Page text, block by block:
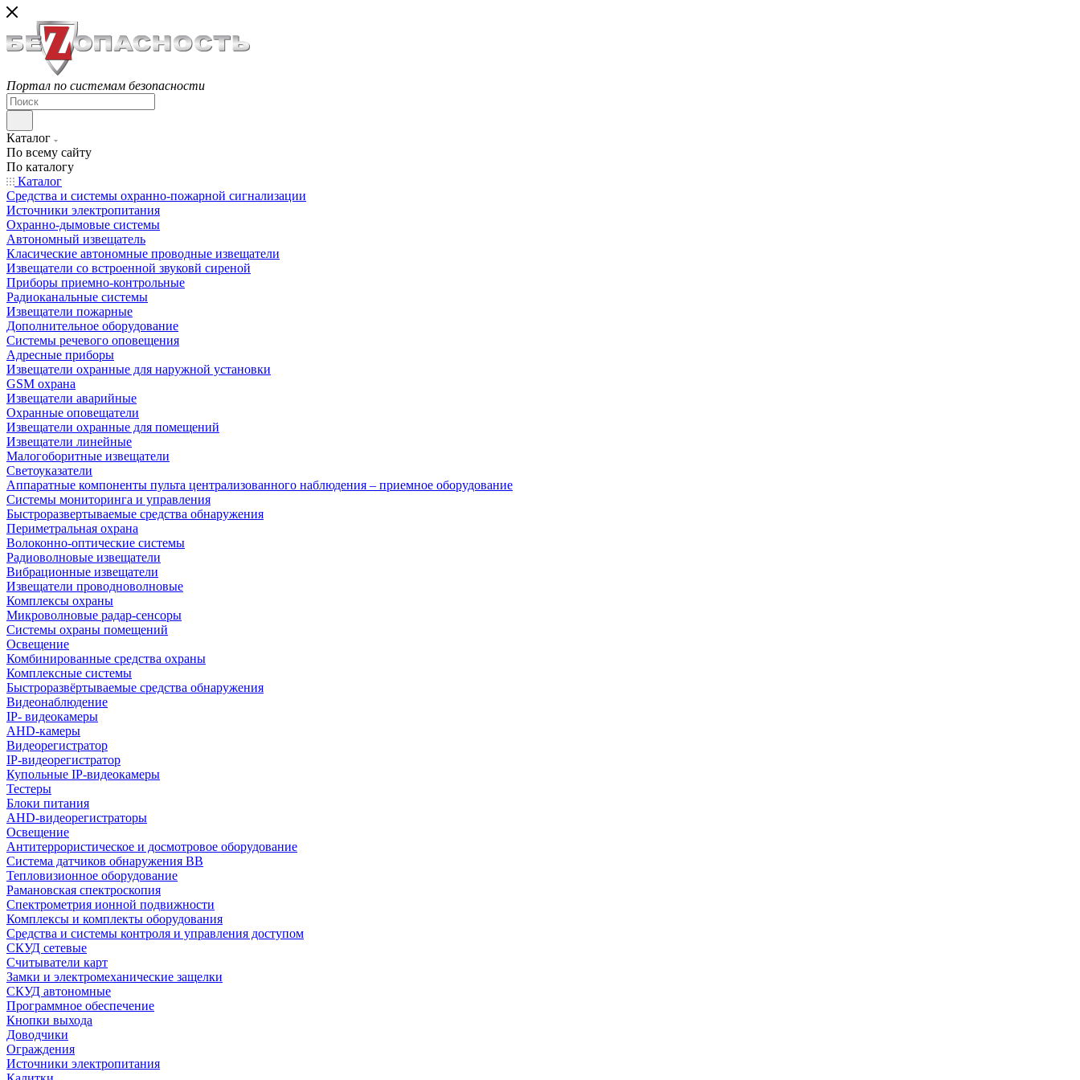
Портал по системам безопасности
Каталог
По всему сайту
По каталогу
Каталог
Средства и системы охранно-пожарной сигнализации
Источники электропитания
Охранно-дымовые системы
Автономный извещатель
Класические автономные проводные извещатели
Извещатели со встроенной звуковй сиреной
Приборы приемно-контрольные
Радиоканальные системы
Извещатели пожарные
Дополнительное оборудование
Системы речевого оповещения
Адресные приборы
Извещатели охранные для наружной установки
GSM охрана
Извещатели аварийные
Охранные оповещатели
Извещатели охранные для помещений
Извещатели линейные
Малогоборитные извещатели
Светоуказатели
Аппаратные компоненты пульта централизованного наблюдения – приемное оборудование
Системы мониторинга и управления
Быстроразвертываемые средства обнаружения
Периметральная охрана
Волоконно-оптические системы
Радиоволновые извещатели
Вибрационные извещатели
Извещатели проводноволновые
Комплексы охраны
Микроволновые радар-сенсоры
Системы охраны помещений
Освещение
Комбинированные средства охраны
Комплексные системы
Быстроразвёртываемые средства обнаружения
Видеонаблюдение
IP- видеокамеры
AHD-камеры
Видеорегистратор
IP-видеорегистратор
Купольные IP-видеокамеры
Тестеры
Блоки питания
AHD-видеорегистраторы
Освещение
Антитеррористическое и досмотровое оборудование
Cистема датчиков обнаружения ВВ
Тепловизионное оборудование
Рамановская спектроскопия
Спектрометрия ионной подвижности
Комплексы и комплекты оборудования
Средства и системы контроля и управления доступом
СКУД сетевые
Считыватели карт
Замки и электромеханические защелки
СКУД автономные
Программное обеспечение
Кнопки выхода
Доводчики
Ограждения
Источники электропитания